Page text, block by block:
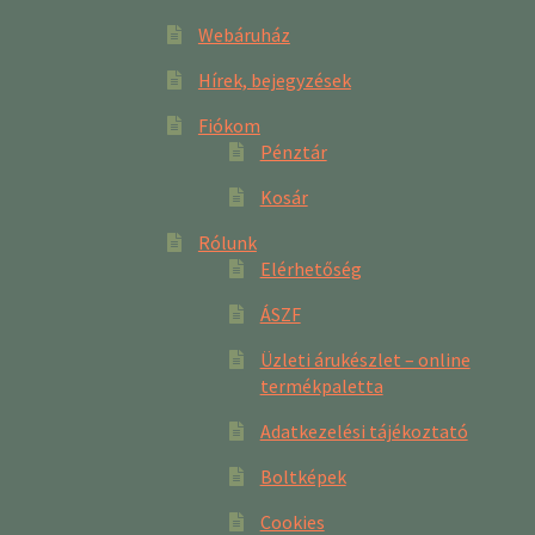
Webáruház
Hírek, bejegyzések
Fiókom
Pénztár
Kosár
Rólunk
Elérhetőség
ÁSZF
Üzleti árukészlet – online
termékpaletta
Adatkezelési tájékoztató
Boltképek
Cookies